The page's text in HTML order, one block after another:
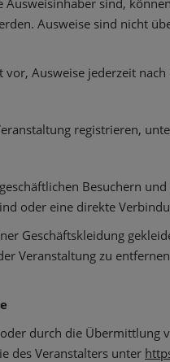
sind,
Ausweise sind nicht
vor, Ausweise jederzeit
registrieren,
Besuchern
oder eine direkte
Geschäftskleidung
Veranstaltung zu
durch die
des Veranstalters unter